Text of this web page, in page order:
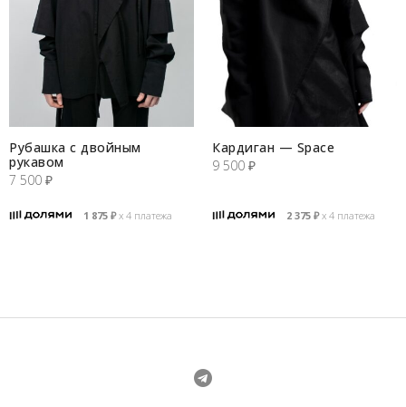
Рубашка с двойным
рукавом
7 500 ₽
1 875 ₽х 4 платежа
Кардиган — Space
9 500 ₽
2 375 ₽х 4 платежа